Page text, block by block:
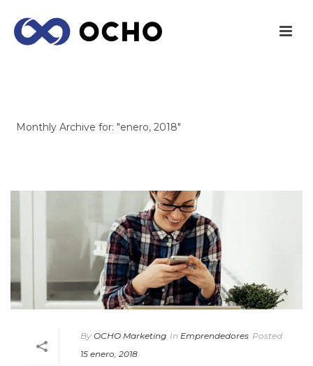
Monthly Archive for: "enero, 2018"
By OCHO Marketing In Emprendedores Posted
15 enero, 2018